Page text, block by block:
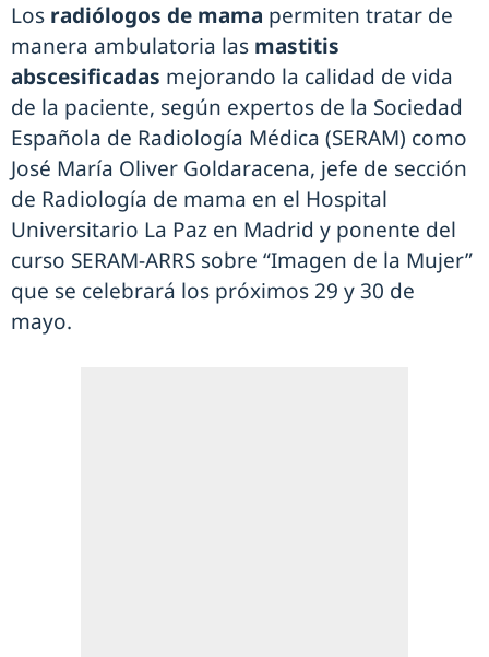
Los radiólogos de mama permiten tratar de
manera ambulatoria las mastitis
abscesificadas mejorando la calidad de vida
de la paciente, según expertos de la Sociedad
Española de Radiología Médica (SERAM) como
José María Oliver Goldaracena, jefe de sección
de Radiología de mama en el Hospital
Universitario La Paz en Madrid y ponente del
curso SERAM-ARRS sobre “Imagen de la Mujer”
que se celebrará los próximos 29 y 30 de
mayo.